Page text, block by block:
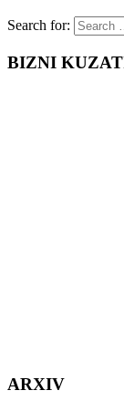
Search for:
BIZNI
ARXIV